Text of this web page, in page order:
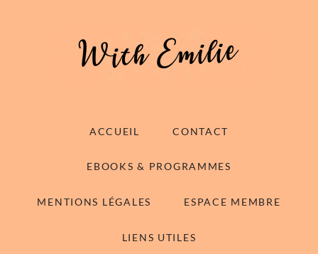
ACCUEIL CONTACT
EBOOKS & PROGRAMMES
MENTIONS LÉGALES ESPACE MEMBRE
LIENS UTILES